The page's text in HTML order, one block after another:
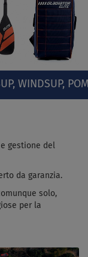
WINDSUP,
e gestione del
da garanzia.
solo,
per la